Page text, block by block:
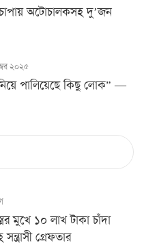
অটোচালকসহ দু’জন
২০২৫
নিয়ে পালিয়েছে কিছু লোক” —
মুখে ১০ লাখ টাকা চাঁদা
গ্রেফতার